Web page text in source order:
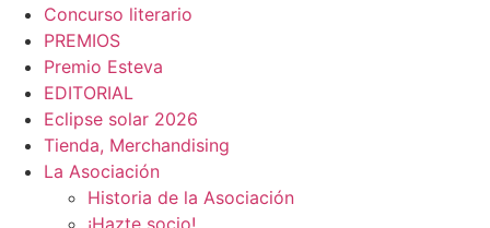
Concurso literario
PREMIOS
Premio Esteva
EDITORIAL
Eclipse solar 2026
Tienda, Merchandising
La Asociación
Historia de la Asociación
¡Hazte socio!